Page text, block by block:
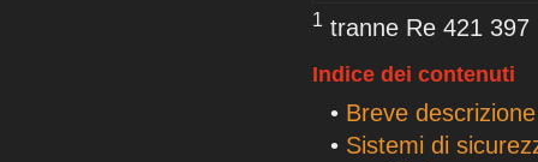
1 tranne Re 421 397
Indice dei contenuti
• Breve descrizione
• Sistemi di